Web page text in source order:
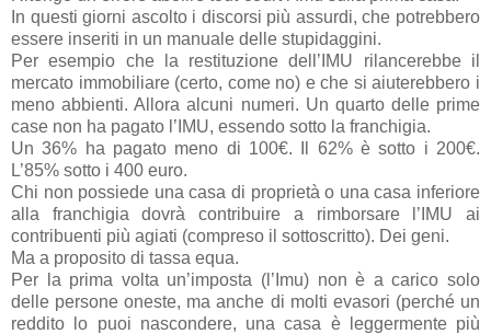
In questi giorni ascolto i discorsi più assurdi, che potrebbero
essere inseriti in un manuale delle stupidaggini.
Per esempio che la restituzione dell’IMU rilancerebbe il
mercato immobiliare (certo, come no) e che si aiuterebbero i
meno abbienti. Allora alcuni numeri. Un quarto delle prime
case non ha pagato l’IMU, essendo sotto la franchigia.
Un 36% ha pagato meno di 100€. Il 62% è sotto i 200€.
L’85% sotto i 400 euro.
Chi non possiede una casa di proprietà o una casa inferiore
alla franchigia dovrà contribuire a rimborsare l’IMU ai
contribuenti più agiati (compreso il sottoscritto). Dei geni.
Ma a proposito di tassa equa.
Per la prima volta un’imposta (l’Imu) non è a carico solo
delle persone oneste, ma anche di molti evasori (perché un
reddito lo puoi nascondere, una casa è leggermente più